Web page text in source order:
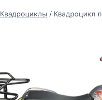
Квадроциклы / Квадроцикл